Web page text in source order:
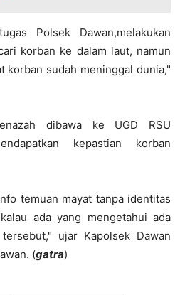
Polsek Dawan,melakukan
korban ke dalam laut, namun
korban sudah meninggal dunia,"
dibawa ke UGD RSU
kepastian korban
temuan mayat tanpa identitas
ada yang mengetahui ada
ujar Kapolsek Dawan
(gatra)